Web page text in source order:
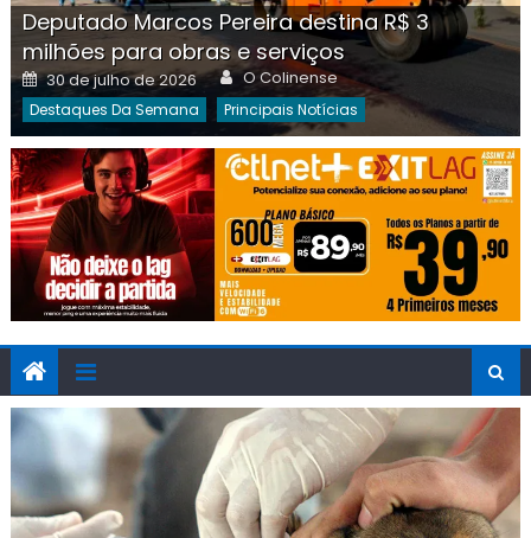
Deputado Marcos Pereira destina R$ 3
milhões para obras e serviços
Posted
on
30 de julho de 2026 Author
O Colinense
Destaques Da Semana Principais Notícias